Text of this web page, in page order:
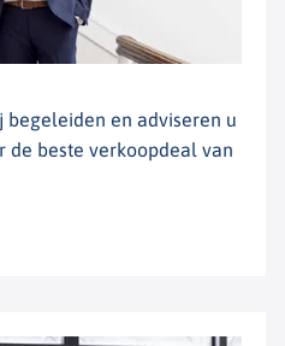
begeleiden en adviseren u
de beste verkoopdeal van